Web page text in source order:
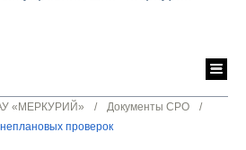
«МЕРКУРИЙ» / Документы СРО
/
проверок